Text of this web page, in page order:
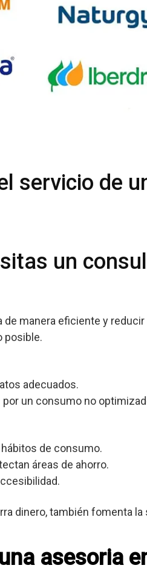
servicio de
un
de manera eficiente y
posible.
adecuados.
por un consumo no
de consumo.
áreas de ahorro.
dinero, también fomenta
asesoria